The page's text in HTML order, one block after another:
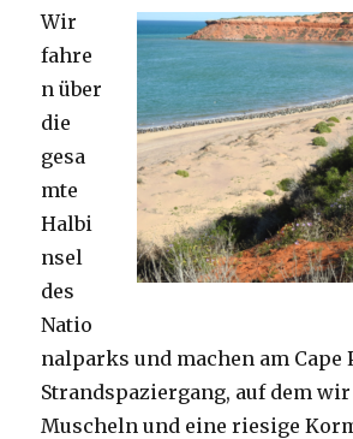
Wir
fahre
n über
die
gesa
mte
Halbi
nsel
des
Natio
nalparks und machen am Cape
Strandspaziergang, auf dem
Muscheln und eine riesige